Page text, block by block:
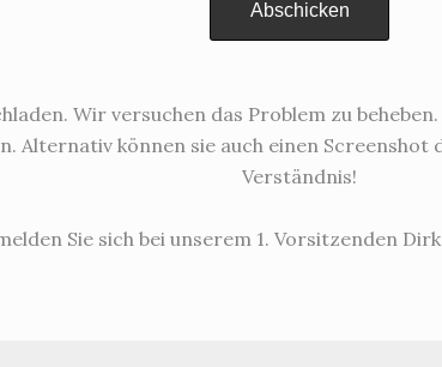
Wir versuchen das Problem zu
Alternativ können sie auch einen
Verständnis!
Sie sich bei unserem 1. Vorsitzenden